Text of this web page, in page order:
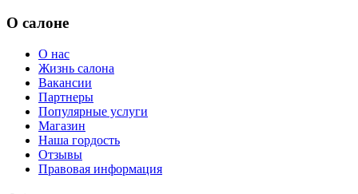
О салоне
О нас
Жизнь салона
Вакансии
Партнеры
Популярные услуги
Магазин
Наша гордость
Отзывы
Правовая информация